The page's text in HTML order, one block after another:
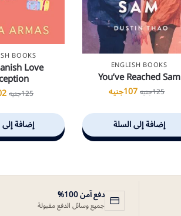
ENGLISH BOOKS
You’ve Reached Sam
125جنيه107جنيه
إضافة إلى السلة
BOOKS
Love
125جنيه
إضافة
دفع آمن 100%
جميع وسائل الدفع مقبولة